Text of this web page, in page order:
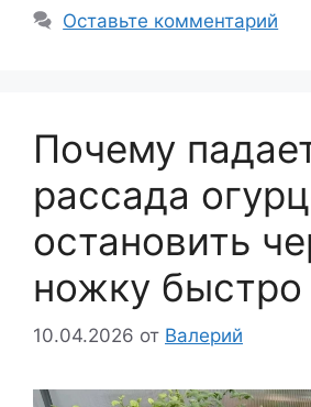
Оставьте комментарий
Почему
рассада
остановить
ножку быстро
10.04.2026 от Валерий